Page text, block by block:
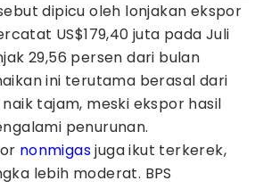
dipicu oleh lonjakan ekspor
US$179,40 juta pada Juli
29,56 persen dari bulan
ini terutama berasal dari
tajam, meski ekspor hasil
penurunan.
nonmigasjuga ikut terkerek,
lebih moderat. BPS